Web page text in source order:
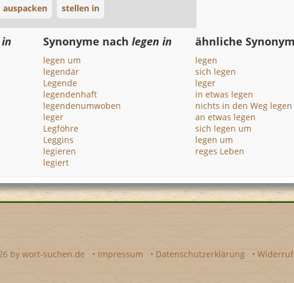
auspacken stellen in
Synonyme nachlegen in
legen um
legendär
Legende
legendenhaft
legendenumwoben
leger
Legföhre
Leggins
legieren
legiert
ähnliche
legen
sich legen
leger
in etwas legen
nichts in den Weg legen
an etwas legen
sich legen um
legen um
reges Leben
by wort-suchen.de • Impressum • Datenschutzerklärung • Widerruf